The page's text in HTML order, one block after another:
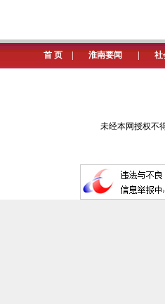
劳模下田开直播
首 页 淮南要闻 社
未经本网授权不